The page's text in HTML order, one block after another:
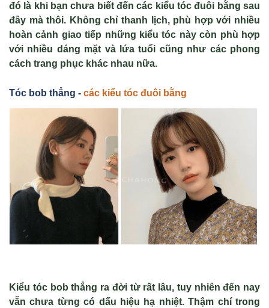
đó là khi bạn chưa biết đếncác kiểu tóc đuôi bằngsau
đây mà thôi. Không chỉ thanh lịch, phù hợp với nhiều
hoàn cảnh giao tiếp những kiểu tóc này còn phù hợp
với nhiều dáng mặt và lứa tuổi cũng như các phong
cách trang phục khác nhau nữa.
Tóc bob thẳng - các kiểu tóc đuôi bằng
Kiểu tóc bob thẳng ra đời từ rất lâu, tuy nhiên đến nay
vẫn chưa từng có dấu hiệu hạ nhiệt. Thậm chí trong